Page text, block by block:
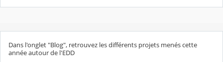
Dans l'onglet "Blog", retrouvez les différents projets menés cette
année autour de l'EDD